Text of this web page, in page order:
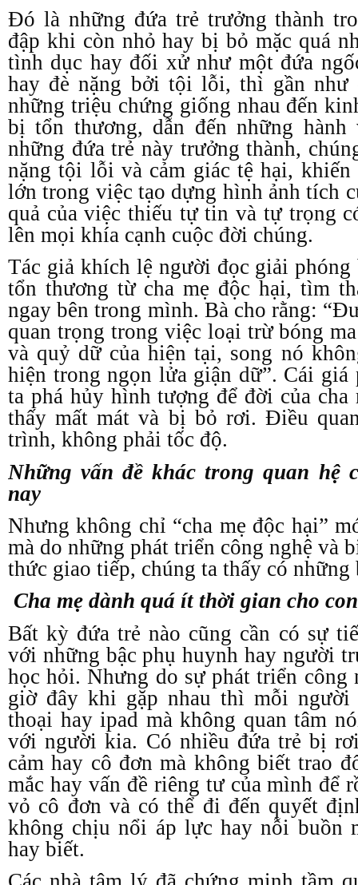
Đó là những đứa trẻ trưởng thành
đập khi còn nhỏ hay bị bỏ mặc quá
tình dục hay đối xử như một đứa
hay đè nặng bởi tội lỗi, thì gần như
những triệu chứng giống nhau đến
bị tổn thương, dẫn đến những
những đứa trẻ này trưởng thành,
nặng tội lỗi và cảm giác tệ hại, khiến
lớn trong việc tạo dựng hình ảnh tích
quả của việc thiếu tự tin và tự trọng
lên mọi khía cạnh cuộc đời chúng.
Tác giả khích lệ người đọc giải
tổn thương từ cha mẹ độc hại, tìm
ngay bên trong mình. Bà cho rằng:
quan trọng trong việc loại trừ bóng
và quỷ dữ của hiện tại, song nó
hiện trong ngọn lửa giận dữ”. Cái
ta phá hủy hình tượng để đời của cha
thấy mất mát và bị bỏ rơi. Điều
trình, không phải tốc độ.
Những vấn đề khác trong quan hệ
nay
Nhưng không chỉ “cha mẹ độc hại”
mà do những phát triển công nghệ và
thức giao tiếp, chúng ta thấy có những
Cha mẹ dành quá ít thời gian cho
Bất kỳ đứa trẻ nào cũng cần có sự
với những bậc phụ huynh hay người
học hỏi. Nhưng do sự phát triển công
giờ đây khi gặp nhau thì mỗi người
thoại hay ipad mà không quan tâm
với người kia. Có nhiều đứa trẻ bị
cảm hay cô đơn mà không biết trao
mắc hay vấn đề riêng tư của mình để
vỏ cô đơn và có thể đi đến quyết
không chịu nổi áp lực hay nỗi buồn
hay biết.